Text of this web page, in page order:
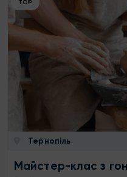
ТОР
Тернопіль
Майстер-клас з